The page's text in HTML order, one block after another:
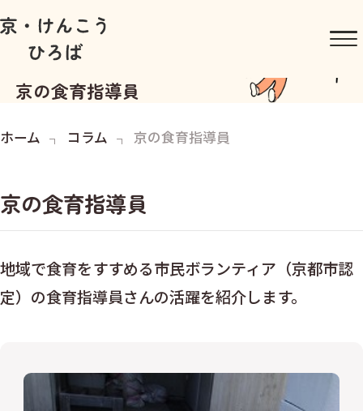
京の食育指導員
ホーム コラム 京の食育指導員
京の食育指導員
地域で食育をすすめる市民ボランティア（京都市認
定）の食育指導員さんの活躍を紹介します。